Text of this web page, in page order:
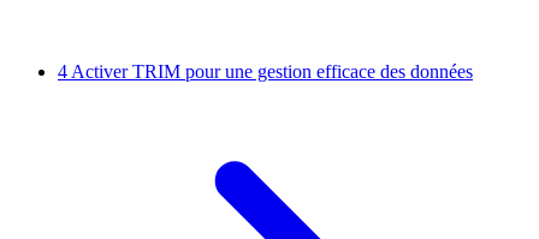
4 Activer TRIM pour une gestion efficace des données